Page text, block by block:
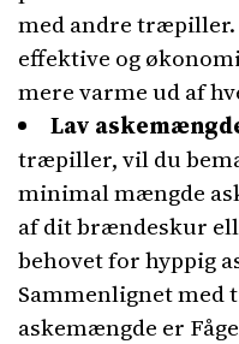
med andre træpiller.
effektive og
mere varme ud af
Lav
træpiller, vil du
minimal mængde
af dit brændeskur
behovet for hyppig
Sammenlignet
askemængde er